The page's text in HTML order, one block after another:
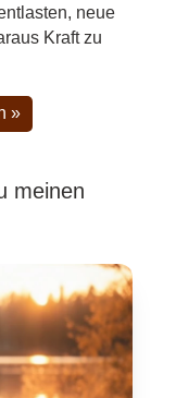
neue
Kraft zu
»
meinen